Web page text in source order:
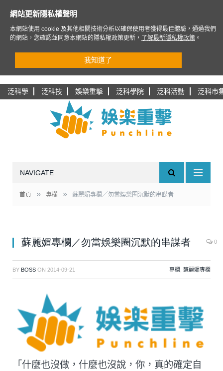
泛科學 泛科技 娛樂重擊 泛科學院 泛科活動 泛科市
NAVIGATE
首頁 » 專欄 » 蘇麗媚專欄／勿當娛樂圈沉默的串謀者
蘇麗媚專欄／勿當娛樂圈沉默的串謀者 0
BY BOSS ON 2014-09-21 專欄 蘇麗媚專欄
「什麼也沒做，什麼也沒說，你，真的確定自
網站更新隱私權聲明
本網站使用 cookie 及其他相關技術分析以確保使用者獲得最佳體驗，通過我們
的網站，您確認並同意本網站的隱私權政策更新，
了解最新隱私權政策 。
我知道了